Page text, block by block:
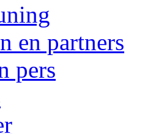
en partners
pers